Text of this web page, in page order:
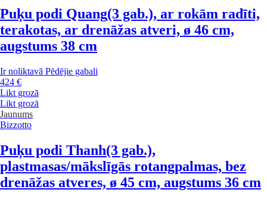
Puķu podi Quang(3 gab.), ar rokām radīti,
terakotas, ar drenāžas atveri, ø 46 cm,
augstums 38 cm
Ir noliktavā Pēdējie gabali
424 €
Likt grozā
Likt grozā
Jaunums
Bizzotto
Puķu podi Thanh(3 gab.),
plastmasas/mākslīgās rotangpalmas, bez
drenāžas atveres, ø 45 cm, augstums 36 cm